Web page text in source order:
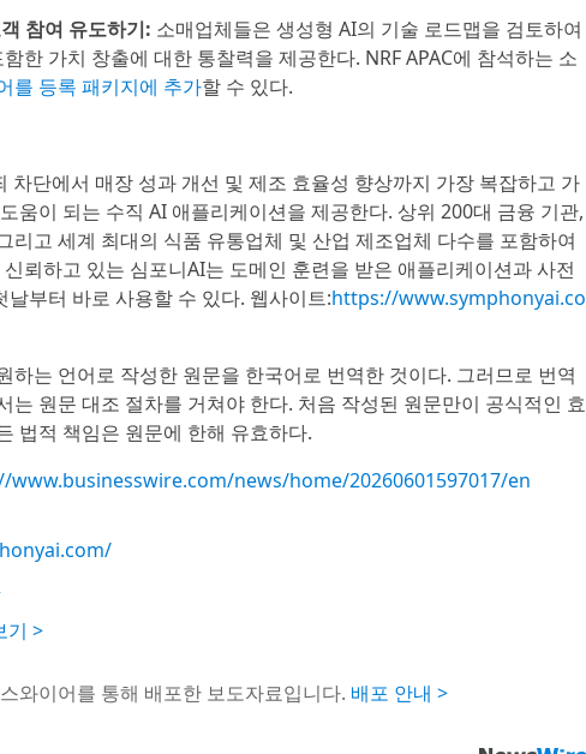
참여 유도하기: 소매업체들은 생성형 AI의 기술 로드맵을 검토하여
한 가치 창출에 대한 통찰력을 제공한다. NRF APAC에 참석하는 소
를 등록 패키지에 추가할 수 있다.
차단에서 매장 성과 개선 및 제조 효율성 향상까지 가장 복잡하고 가
움이 되는 수직 AI 애플리케이션을 제공한다. 상위 200대 금융 기관,
리고 세계 최대의 식품 유통업체 및 산업 제조업체 다수를 포함하여
뢰하고 있는 심포니AI는 도메인 훈련을 받은 애플리케이션과 사전
부터 바로 사용할 수 있다. 웹사이트:https://www.symphonyai.co
하는 언어로 작성한 원문을 한국어로 번역한 것이다. 그러므로 번역
는 원문 대조 절차를 거쳐야 한다. 처음 작성된 원문만이 공식적인 효
법적 책임은 원문에 한해 유효하다.
www.businesswire.com/news/home/20260601597017/en
기 >
와이어를 통해 배포한 보도자료입니다. 배포 안내 >